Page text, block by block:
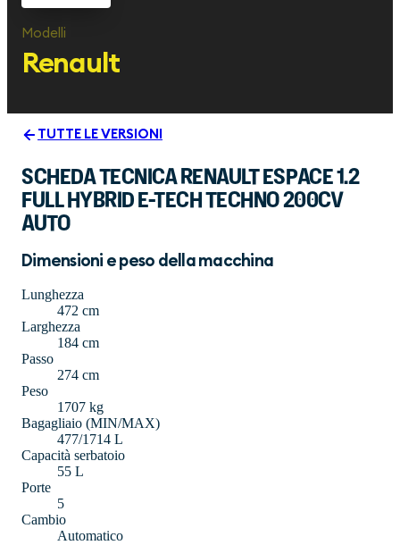
Modelli
Renault
TUTTE LE VERSIONI
SCHEDA TECNICA RENAULT ESPACE 1.2
FULL HYBRID E-TECH TECHNO 200CV
AUTO
Dimensioni e peso della macchina
Lunghezza
472 cm
Larghezza
184 cm
Passo
274 cm
Peso
1707 kg
Bagagliaio (MIN/MAX)
477/1714 L
Capacità serbatoio
55 L
Porte
5
Cambio
Automatico